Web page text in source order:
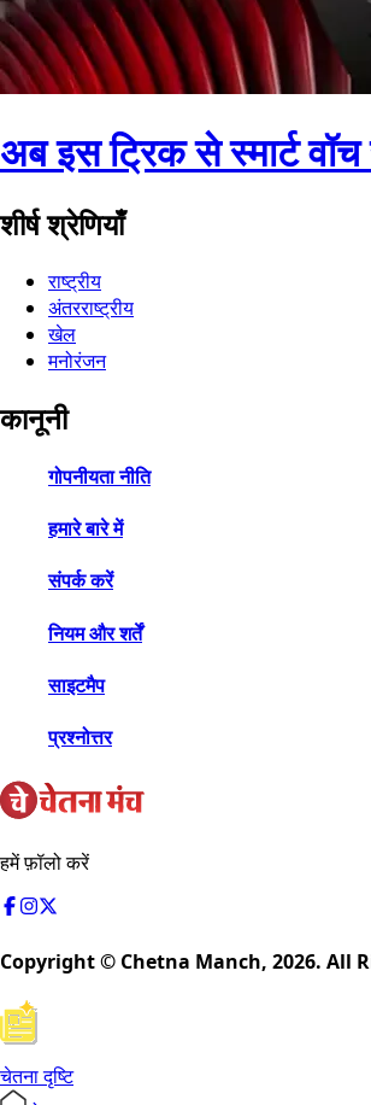
अब इस ट्रिक से स्मार्ट
शीर्ष श्रेणियाँ
राष्ट्रीय
अंतरराष्ट्रीय
खेल
मनोरंजन
कानूनी
गोपनीयता नीति
हमारे बारे में
संपर्क करें
नियम और शर्तें
साइटमैप
प्रश्नोत्तर
हमें फ़ॉलो करें
Copyright © Chetna Manch, 2026. All
चेतना दृष्टि